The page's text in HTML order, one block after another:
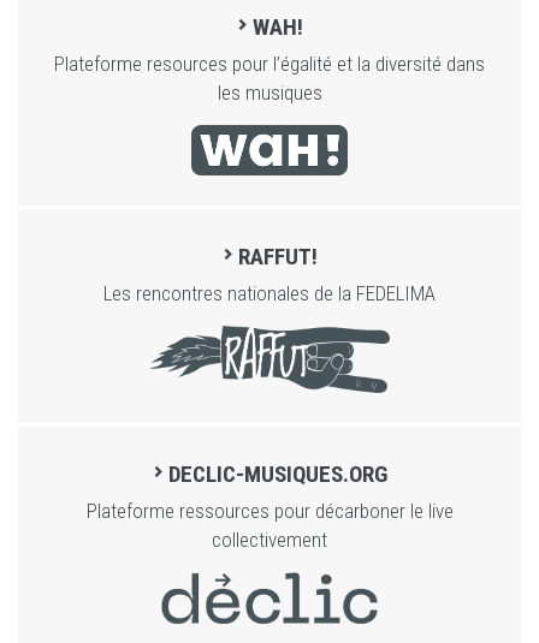
WAH!
Plateforme resources pour l’égalité et la diversité dans
les musiques
RAFFUT!
Les rencontres nationales de la FEDELIMA
DECLIC-MUSIQUES.ORG
Plateforme ressources pour décarboner le live
collectivement